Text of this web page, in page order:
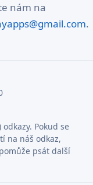
nám na
.
Pokud se
na náš odkaz,
psát další